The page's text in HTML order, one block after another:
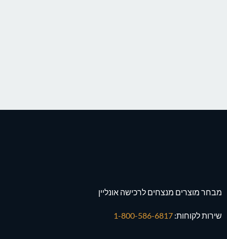
מבחר מוצרים מנצחים לרכישה אונליין
שירות לקוחות: